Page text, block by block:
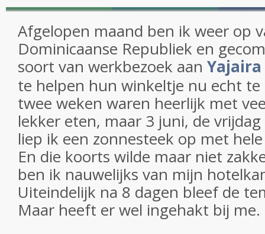
Afgelopen maand ben ik weer op
Dominicaanse Republiek en
soort van werkbezoek aan
te helpen hun winkeltje nu echt te
twee weken waren heerlijk met
lekker eten, maar 3 juni, de
liep ik een zonnesteek op met
En die koorts wilde maar niet
ben ik nauwelijks van mijn
Uiteindelijk na 8 dagen bleef de
Maar heeft er wel ingehakt bij me.